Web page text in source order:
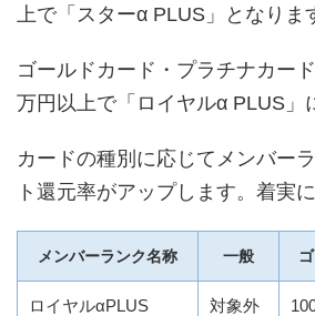
上で「スターα PLUS」となりま
ゴールドカード・プラチナカー
万円以上で「ロイヤルα PLUS」
カードの種別に応じてメンバー
ト還元率がアップします。着実
メンバーランク名称 一般
ロイヤルαPLUS 対象外